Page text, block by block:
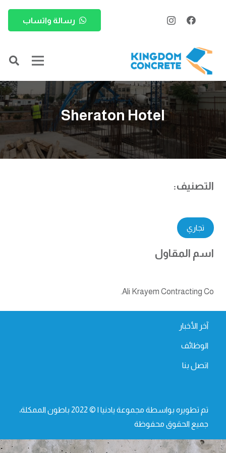
رسالة واتساب
Sheraton Hotel
التصنيف:
تجاري
اسم المقاول
Ali Krayem Contracting Co.
آخر الأخبار
الوظائف
اتصل بنا
تم تطويره بواسطة مجموعة يادنيا | © 2022 باطون الممكلة،
جميع الحقوق محفوظة